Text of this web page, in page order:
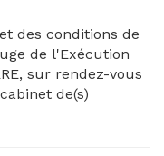
des conditions de
de l'Exécution
sur rendez-vous
de(s)